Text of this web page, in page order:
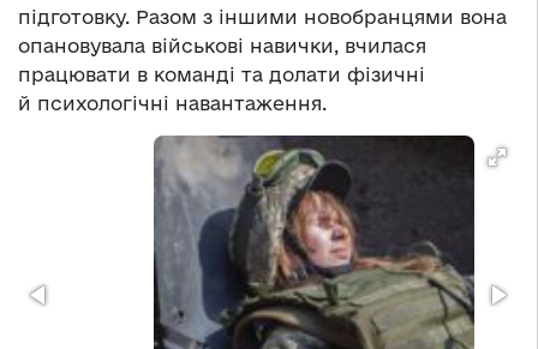
підготовку. Разом з іншими новобранцями вона
опановувала військові навички, вчилася
працювати в команді та долати фізичні
й психологічні навантаження.